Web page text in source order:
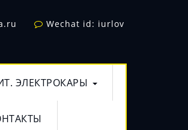
Wechat id: iurlov
ЭЛЕКТРОКАРЫ